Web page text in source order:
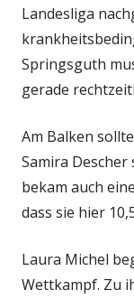
Landesliga
Springsguth
gerade
Am Balken
Samira
bekam auch
dass sie hier
Laura Michel
Wettkampf. Zu